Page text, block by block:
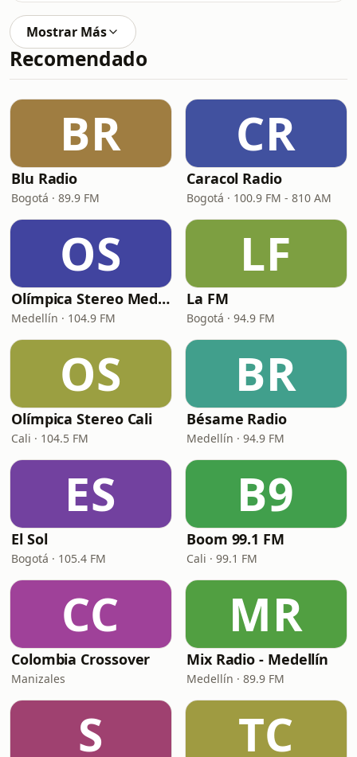
Mostrar Más
Recomendado
BR
Blu Radio
Bogotá · 89.9 FM
CR
Caracol Radio
Bogotá · 100.9 FM - 810 AM
OS
Olímpica Stereo Medellín
Medellín · 104.9 FM
LF
La FM
Bogotá · 94.9 FM
OS
Olímpica Stereo Cali
Cali · 104.5 FM
BR
Bésame Radio
Medellín · 94.9 FM
ES
El Sol
Bogotá · 105.4 FM
B9
Boom 99.1 FM
Cali · 99.1 FM
CC
Colombia Crossover
Manizales
MR
Mix Radio - Medellín
Medellín · 89.9 FM
S TC